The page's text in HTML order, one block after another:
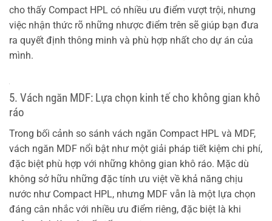
cho thấy Compact HPL có nhiều ưu điểm vượt trội, nhưng
việc nhận thức rõ những nhược điểm trên sẽ giúp bạn đưa
ra quyết định thông minh và phù hợp nhất cho dự án của
mình.
5. Vách ngăn MDF: Lựa chọn kinh tế cho không gian khô
ráo
Trong bối cảnh so sánh vách ngăn Compact HPL và MDF,
vách ngăn MDF nổi bật như một giải pháp tiết kiệm chi phí,
đặc biệt phù hợp với những không gian khô ráo. Mặc dù
không sở hữu những đặc tính ưu việt về khả năng chịu
nước như Compact HPL, nhưng MDF vẫn là một lựa chọn
đáng cân nhắc với nhiều ưu điểm riêng, đặc biệt là khi